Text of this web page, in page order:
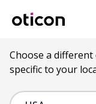
Choose a
specific to your